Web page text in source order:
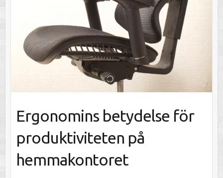
Ergonomins betydelse för
produktiviteten på
hemmakontoret